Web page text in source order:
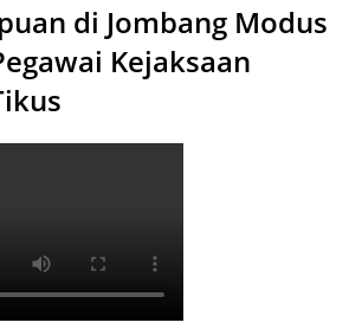
di Jombang Modus
Kejaksaan